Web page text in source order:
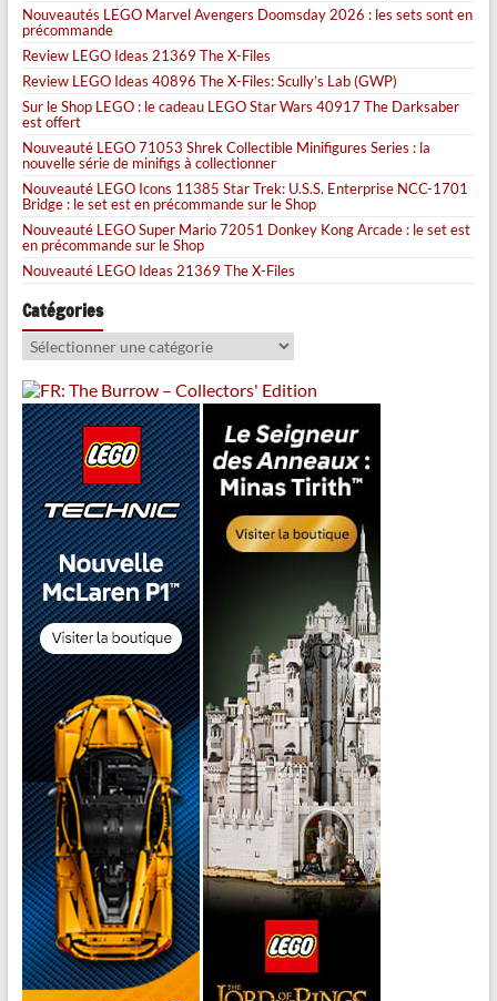
Nouveautés LEGO Marvel Avengers Doomsday 2026 : les sets sont en
précommande
Review LEGO Ideas 21369 The X-Files
Review LEGO Ideas 40896 The X-Files: Scully’s Lab (GWP)
Sur le Shop LEGO : le cadeau LEGO Star Wars 40917 The Darksaber
est offert
Nouveauté LEGO 71053 Shrek Collectible Minifigures Series : la
nouvelle série de minifigs à collectionner
Nouveauté LEGO Icons 11385 Star Trek: U.S.S. Enterprise NCC-1701
Bridge : le set est en précommande sur le Shop
Nouveauté LEGO Super Mario 72051 Donkey Kong Arcade : le set est
en précommande sur le Shop
Nouveauté LEGO Ideas 21369 The X-Files
Catégories
Catégories